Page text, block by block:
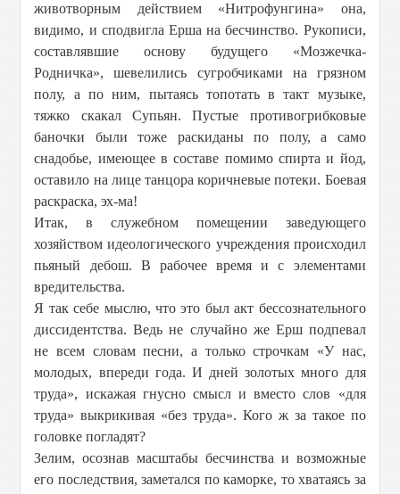
животворным действием «Нитрофунгина» она,
видимо, и сподвигла Ерша на бесчинство. Рукописи,
составлявшие основу будущего «Мозжечка-
Родничка», шевелились сугробчиками на грязном
полу, а по ним, пытаясь топотать в такт музыке,
тяжко скакал Супьян. Пустые противогрибковые
баночки были тоже раскиданы по полу, а само
снадобье, имеющее в составе помимо спирта и йод,
оставило на лице танцора коричневые потеки. Боевая
раскраска, эх-ма!
Итак, в служебном помещении заведующего
хозяйством идеологического учреждения происходил
пьяный дебош. В рабочее время и с элементами
вредительства.
Я так себе мыслю, что это был акт бессознательного
диссидентства. Ведь не случайно же Ерш подпевал
не всем словам песни, а только строчкам «У нас,
молодых, впеpеди года. И дней золотых много для
тpуда», искажая гнусно смысл и вместо слов «для
труда» выкрикивая «без труда». Кого ж за такое по
головке погладят?
Зелим, осознав масштабы бесчинства и возможные
его последствия, заметался по каморке, то хватаясь за